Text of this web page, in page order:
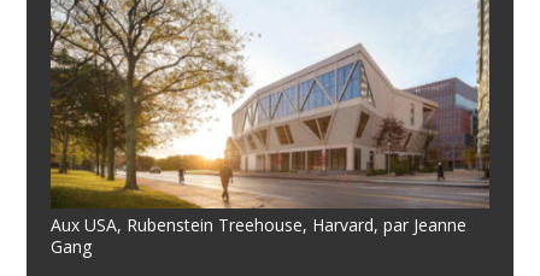
Aux USA, Rubenstein Treehouse, Harvard, par Jeanne
Gang